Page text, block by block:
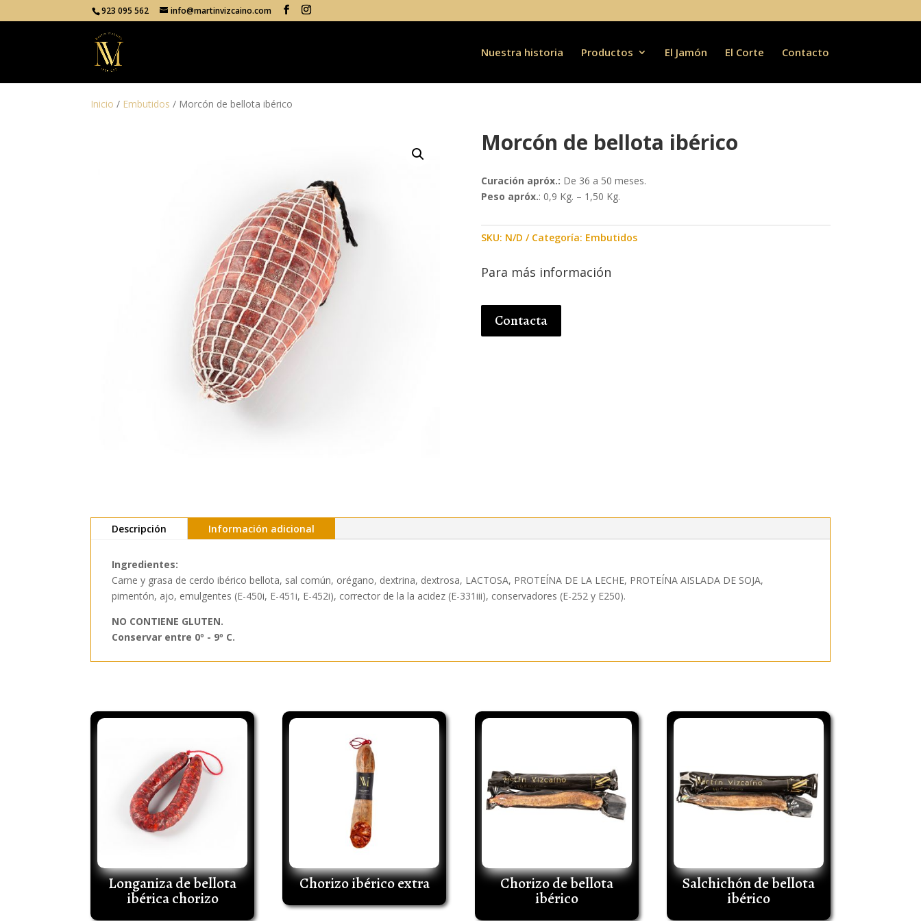
923 095 562 info@martinvizcaino.com
Nuestra historia Productos El Jamón El Corte Contacto
Inicio / Embutidos / Morcón de bellota ibérico
Morcón de bellota ibérico
Curación apróx.: De 36 a 50 meses.
Peso apróx.: 0,9 Kg. – 1,50 Kg.
SKU: N/D Categoría: Embutidos
Para más información
Contacta
Descripción Información adicional
Ingredientes:
Carne y grasa de cerdo ibérico bellota, sal común, orégano, dextrina, dextrosa, LACTOSA, PROTEÍNA DE LA LECHE, PROTEÍNA AISLADA DE SOJA,
pimentón, ajo, emulgentes (E-450i, E-451i, E-452i), corrector de la la acidez (E-331iii), conservadores (E-252 y E250).
NO CONTIENE GLUTEN.
Conservar entre 0º - 9º C.
Longaniza de bellota
ibérica chorizo
Chorizo ibérico extra Chorizo de bellota
ibérico
Salchichón de bellota
ibérico